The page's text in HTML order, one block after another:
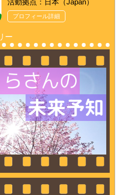
活動拠点：日本（Japan）
プロフィール詳細
ー